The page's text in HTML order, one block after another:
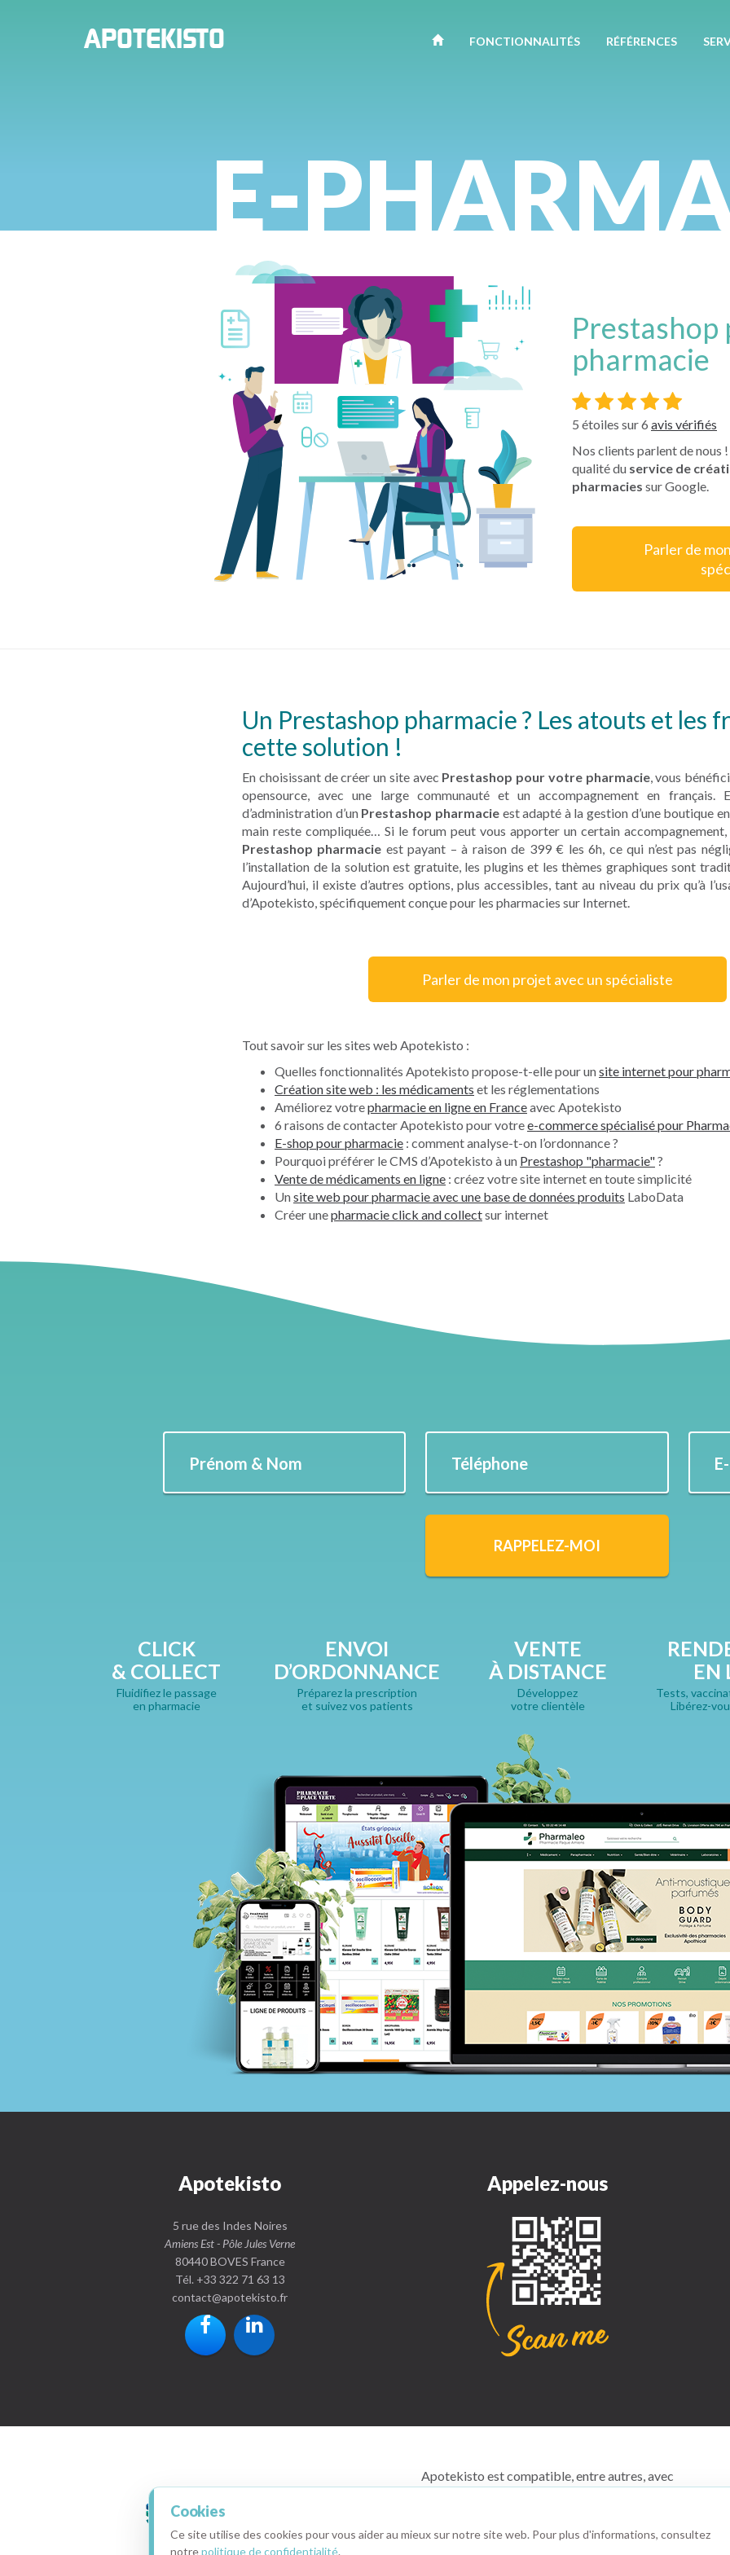
APOTEKISTO FONCTIONNALITÉS RÉFÉRENCES
E-
prestashop pour
pharmacie
5 étoiles sur6 avis vérifiés
Nos clients parlent de nous
qualité du service de
pharmacies sur Google.
Parler de
Un Prestashop pharmacie ? Les atouts et les
cette solution !
En choisissant de créer un site avec Prestashop pour votre pharmacie, vous
opensource, avec une large communauté et un accompagnement en français.
d’administration d’un Prestashop pharmacieest adapté à la gestion d’une boutique
main reste compliquée… Si le forum peut vous apporter un certain
Prestashop pharmacie est payant – à raison de 399 € les 6h, ce qui n’est pas
l’installation de la solution est gratuite, les plugins et les thèmes graphiques sont
Aujourd’hui, il existe d’autres options, plus accessibles, tant au niveau du prix qu’à
d’Apotekisto, spécifiquement conçue pour les pharmacies sur Internet.
Parler de mon projet avec un spécialiste
Tout savoir sur les sites web Apotekisto :
Quelles fonctionnalités Apotekisto propose-t-elle pour unsite internet pour
Création site web : les médicaments et les réglementations
Améliorez votrepharmacie en ligne en Franceavec Apotekisto
6 raisons de contacter Apotekisto pour votree-commerce spécialisé pour
E-shop pour pharmacie : comment analyse-t-on l’ordonnance ?
Pourquoi préférer le CMS d’Apotekisto à un Prestashop "pharmacie"?
Vente de médicaments en ligne : créez votre site internet en toute simplicité
Unsite web pour pharmacie avec une base de données produits LaboData
Créer unepharmacie click and collectsur internet
Prénom & Nom Téléphone
RAPPELEZ-MOI
CLICK
& COLLECT
Fluidifiez le passage
en pharmacie
ENVOI
D’ORDONNANCE
Préparez la prescription
et suivez vos patients
VENTE
À DISTANCE
Développez
votre clientèle
EN
Tests,
Libérez-
Apotekisto
5 rue des Indes Noires
Amiens Est - Pôle Jules Verne
80440 BOVES France
Tél. +33 322 71 63 13
contact@apotekisto.fr
Appelez-nous
Apotekisto est compatible, entre autres, avec
Cookies
Ce site utilise des cookies pour vous aider au mieux sur notre site web. Pour plus d'informations, consultez
notrepolitique de confidentialité.